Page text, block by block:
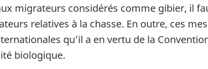
migrateurs considérés comme gibier, il
relatives à la chasse. En outre, ces
qu’il a en vertu de la
biologique.